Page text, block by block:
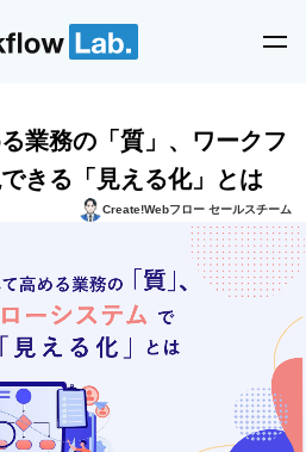
業務の「質」、ワークフ
きる「見える化」とは
Create!Webフロー セールスチーム